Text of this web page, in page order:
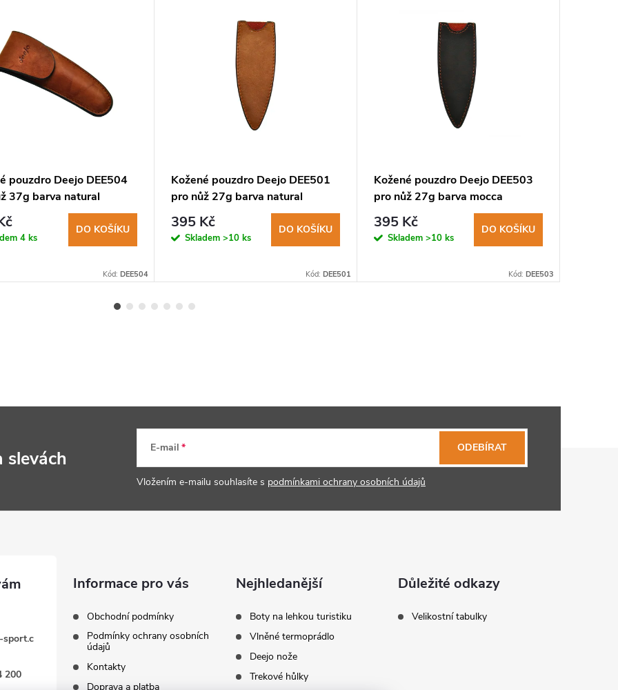
pouzdro Deejo DEE504
37g barva natural
4 ks
DO KOŠÍKU
Kód: DEE504
Kožené pouzdro Deejo DEE501
pro nůž 27g barva natural
395 Kč
Skladem >10 ks
DO KOŠÍKU
Kód: DEE501
Kožené pouzdro Deejo DEE503
pro nůž 27g barva mocca
395 Kč
Skladem >10 ks
DO KOŠÍKU
Kód: DEE503
slevách E-mail
Vložením e-mailu souhlasíte s podmínkami ochrany osobních údajů
ODEBÍRAT
200
Informace pro vás
Obchodní podmínky
Podmínky ochrany osobních
údajů
Kontakty
Doprava a platba
Nejhledanější
Boty na lehkou turistiku
Vlněné termoprádlo
Deejo nože
Trekové hůlky
Důležité odkazy
Velikostní tabulky